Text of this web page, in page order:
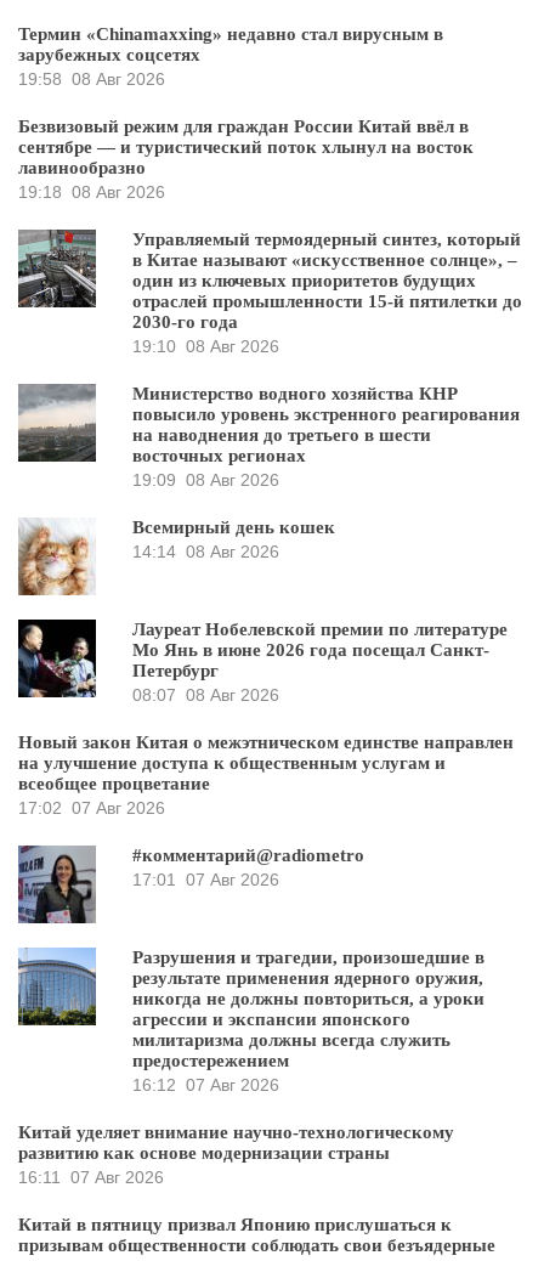
Термин «Chinamaxxing» недавно стал вирусным в
зарубежных соцсетях
19:58 08 Авг 2026
Безвизовый режим для граждан России Китай ввёл в
сентябре — и туристический поток хлынул на восток
лавинообразно
19:18 08 Авг 2026
Управляемый термоядерный синтез, который
в Китае называют «искусственное солнце», –
один из ключевых приоритетов будущих
отраслей промышленности 15-й пятилетки до
2030-го года
19:10 08 Авг 2026
Министерство водного хозяйства КНР
повысило уровень экстренного реагирования
на наводнения до третьего в шести
восточных регионах
19:09 08 Авг 2026
Всемирный день кошек
14:14 08 Авг 2026
Лауреат Нобелевской премии по литературе
Мо Янь в июне 2026 года посещал Санкт-
Петербург
08:07 08 Авг 2026
Новый закон Китая о межэтническом единстве направлен
на улучшение доступа к общественным услугам и
всеобщее процветание
17:02 07 Авг 2026
#комментарий@radiometro
17:01
07 Авг 2026
Разрушения и трагедии, произошедшие в
результате применения ядерного оружия,
никогда не должны повториться, а уроки
агрессии и экспансии японского
милитаризма должны всегда служить
предостережением
16:12 07 Авг 2026
Китай уделяет внимание научно-технологическому
развитию как основе модернизации страны
16:11
07 Авг 2026
Китай в пятницу призвал Японию прислушаться к
призывам общественности соблюдать свои безъядерные